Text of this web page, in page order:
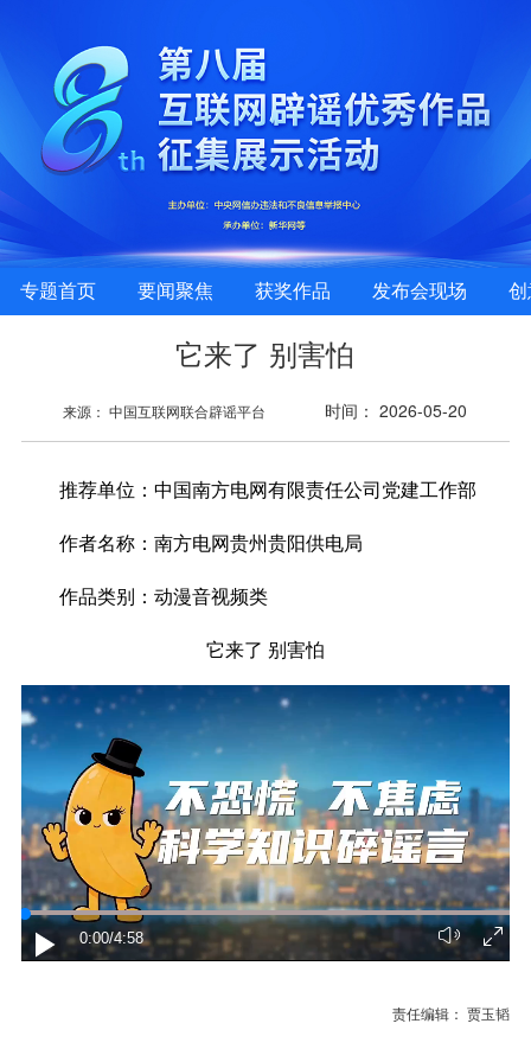
专题首页 要闻聚焦 获奖作品 发布会现场
它来了 别害怕
来源： 中国互联网联合辟谣平台 时间： 2026-05-20
推荐单位： 中国南方电网有限责任公司党建工作部
作者名称： 南方电网贵州贵阳供电局
作品类别： 动漫音视频类
它来了 别害怕
0:00/4:58
责任编辑： 贾玉韬